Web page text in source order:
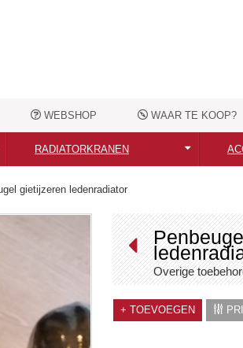
WEBSHOP WAAR TE KOOP?
RADIATORKRANEN
Alle radiatorkranen
Moderne radiatorkranen
Nostalgische radiatorkranen
Aansluittoebehoren
gietijzeren ledenradiator
Overige
+ TOEVOEGEN